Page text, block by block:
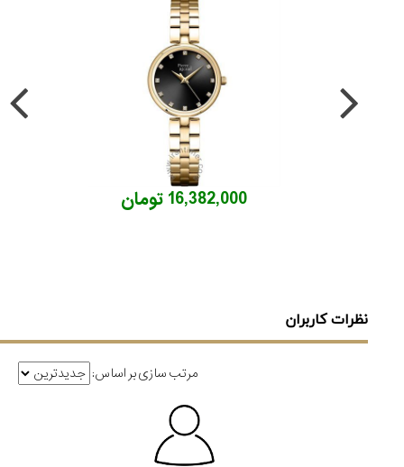
16,382,000 تومان
نظرات کاربران
مرتب سازی بر اساس: